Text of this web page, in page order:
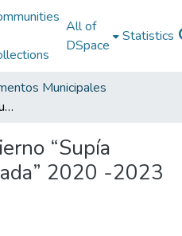
All of
DSpace
Statistics
Municipales
Programa de Gobierno “Supía productiva y educada” 2020 -2023
“Supía
2020 -2023